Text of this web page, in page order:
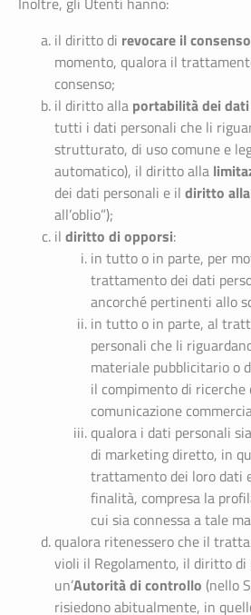
il diritto di revocare il consenso
momento, qualora il
consenso;
il diritto alla portabilità dei dati
tutti i dati personali che li
strutturato, di uso comune e
automatico), il diritto alla
dei dati personali e il diritto
all’oblio”);
il diritto di opporsi:
in tutto o in parte, per
trattamento dei dati
ancorché pertinenti allo
in tutto o in parte, al
personali che li
materiale pubblicitario o
il compimento di ricerche
comunicazione
qualora i dati personali
di marketing diretto, in
trattamento dei loro dati
finalità, compresa la
cui sia connessa a tale
qualora ritenessero che il
violi il Regolamento, il diritto di
un’Autorità di controllo (nello
risiedono abitualmente, in